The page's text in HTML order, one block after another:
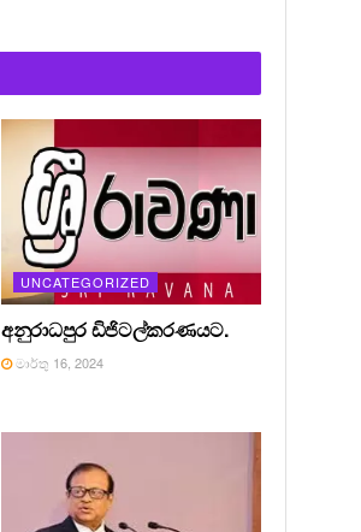
UNCATEGORIZED
අනුරාධපුර ඩිජිටල්කරණයට.
මාර්තු 16, 2024